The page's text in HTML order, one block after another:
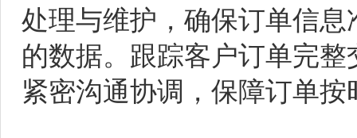
处理与维护，确保订单信
的数据。跟踪客户订单完
紧密沟通协调，保障订单